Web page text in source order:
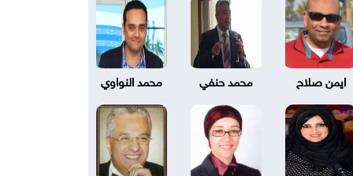
ايمن صلاح محمد حنفي محمد النواوي